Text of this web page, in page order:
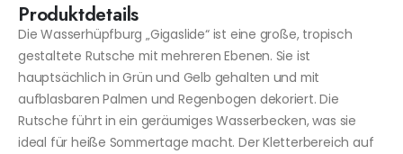
Produktdetails
Die Wasserhüpfburg „Gigaslide“ ist eine große, tropisch
gestaltete Rutsche mit mehreren Ebenen. Sie ist
hauptsächlich in Grün und Gelb gehalten und mit
aufblasbaren Palmen und Regenbogen dekoriert. Die
Rutsche führt in ein geräumiges Wasserbecken, was sie
ideal für heiße Sommertage macht. Der Kletterbereich auf